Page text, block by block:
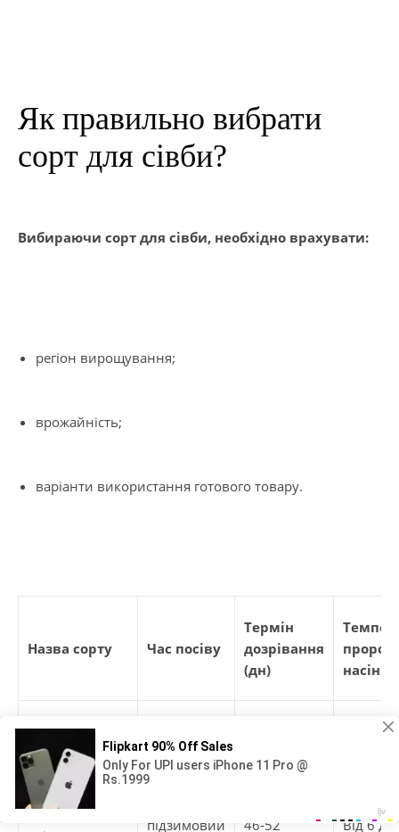
Як правильно вибрати
сорт для сівби?
Вибираючи сорт для сівби, необхідно врахувати:
регіон вирощування;
врожайність;
варіанти використання готового товару.
Назва сорту Час посіву
Термін
дозрівання
(дн)
Бельвільський
квітень-
травень)
Смарагдовий
підзимовий
46-52 Від 6 до